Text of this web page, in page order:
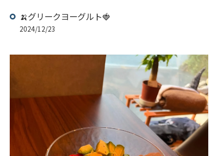
🍌グリークヨーグルト🍓
2024/12/23